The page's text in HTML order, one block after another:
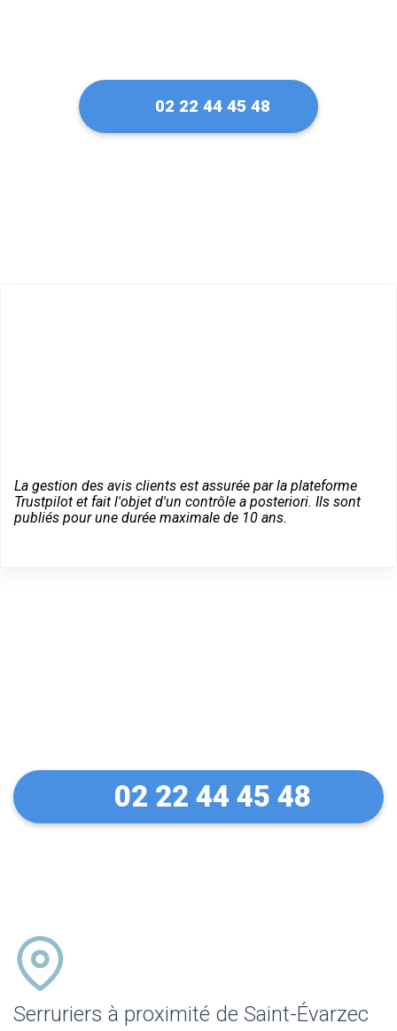
02 22 44 45 48
La gestion des avis clients est assurée par la plateforme
Trustpilot et fait l'objet d'un contrôle a posteriori. Ils sont
publiés pour une durée maximale de 10 ans.
02 22 44 45 48
Serruriers à proximité de Saint-Évarzec